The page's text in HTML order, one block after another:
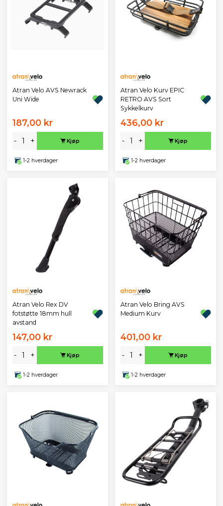
Atran Velo AVS Newrack
Uni Wide
187,00 kr
- + Kjøp
1-2 hverdager
Atran Velo Kurv EPIC
RETRO AVS Sort
Sykkelkurv
436,00 kr
- + Kjøp
1-2 hverdager
Atran Velo Rex DV
fotstøtte 18mm hull
avstand
147,00 kr
- + Kjøp
1-2 hverdager
Atran Velo Bring AVS
Medium Kurv
401,00 kr
- + Kjøp
1-2 hverdager